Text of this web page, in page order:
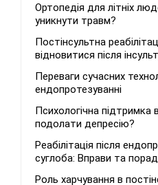
Ортопедія для літніх
уникнути травм?
Постінсультна
відновитися після
Переваги сучасних
ендопротезуванні
Психологічна підтримка
подолати депресію?
Реабілітація після
суглоба: Вправи та
Роль харчування в